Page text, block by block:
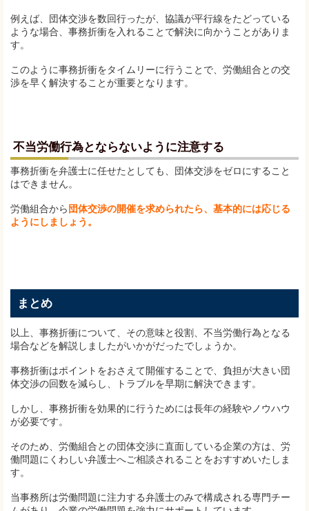
例えば、団体交渉を数回行ったが、協議が平行線をたどっている
ような場合、事務折衝を入れることで解決に向かうことがありま
す。
このように事務折衝をタイムリーに行うことで、労働組合との交
渉を早く解決することが重要となります。
不当労働行為とならないように注意する
事務折衝を弁護士に任せたとしても、団体交渉をゼロにすること
はできません。
労働組合から 団体交渉の開催を求められたら、基本的には応じる
ようにしましょう。
まとめ
以上、事務折衝について、その意味と役割、不当労働行為となる
場合などを解説しましたがいかがだったでしょうか。
事務折衝はポイントをおさえて開催することで、負担が大きい団
体交渉の回数を減らし、トラブルを早期に解決できます。
しかし、事務折衝を効果的に行うためには長年の経験やノウハウ
が必要です。
そのため、労働組合との団体交渉に直面している企業の方は、労
働問題にくわしい弁護士へご相談されることをおすすめいたしま
す。
当事務所は労働問題に注力する弁護士のみで構成される専門チー